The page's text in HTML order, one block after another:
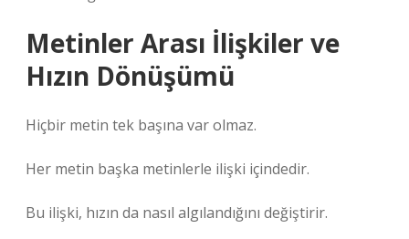
Metinler Arası İlişkiler ve
Hızın Dönüşümü
Hiçbir metin tek başına var olmaz.
Her metin başka metinlerle ilişki içindedir.
Bu ilişki, hızın da nasıl algılandığını değiştirir.